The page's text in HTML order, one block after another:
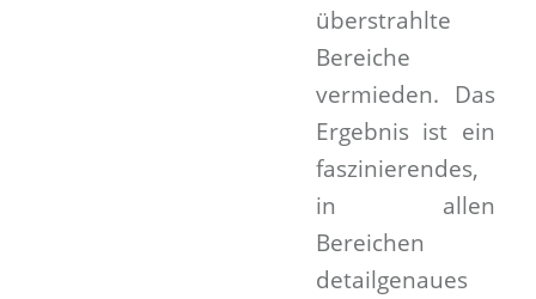
überstrahlte
Bereiche
vermieden. Das
Ergebnis ist ein
faszinierendes,
in allen
Bereichen
detailgenaues